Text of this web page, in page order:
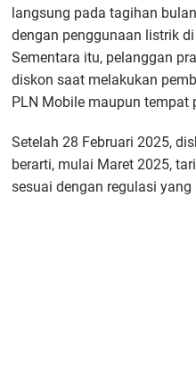
langsung pada tagihan
dengan penggunaan listrik
Sementara itu, pelanggan
diskon saat melakukan
PLN Mobile maupun tempat
Setelah 28 Februari 2025,
berarti, mulai Maret 2025,
sesuai dengan regulasi yang